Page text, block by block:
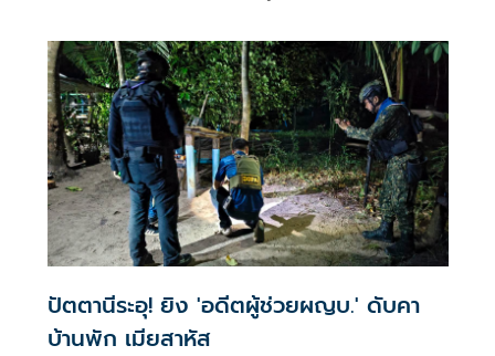
ปัตตานีระอุ! ยิง 'อดีตผู้ช่วยผญบ.' ดับคา
บ้านพัก เมียสาหัส